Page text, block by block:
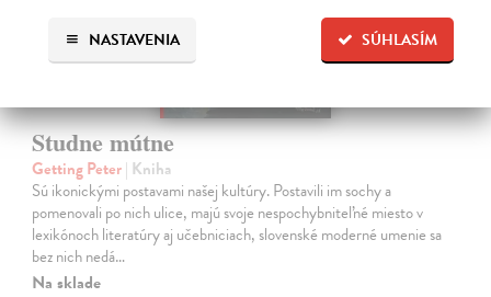
SÚHLASÍM
NASTAVENIA
Studne mútne
Getting Peter| Kniha
Sú ikonickými postavami našej kultúry. Postavili im sochy a
pomenovali po nich ulice, majú svoje nespochybniteľné miesto v
lexikónoch literatúry aj učebniciach, slovenské moderné umenie sa
bez nich nedá…
Na sklade